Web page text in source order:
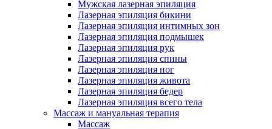
Мужская лазерная эпиляция
Лазерная эпиляция бикини
Лазерная эпиляция интимных зон
Лазерная эпиляция подмышек
Лазерная эпиляция рук
Лазерная эпиляция спины
Лазерная эпиляция ног
Лазерная эпиляция живота
Лазерная эпиляция бедер
Лазерная эпиляция всего тела
Массаж и мануальная терапия
Массаж